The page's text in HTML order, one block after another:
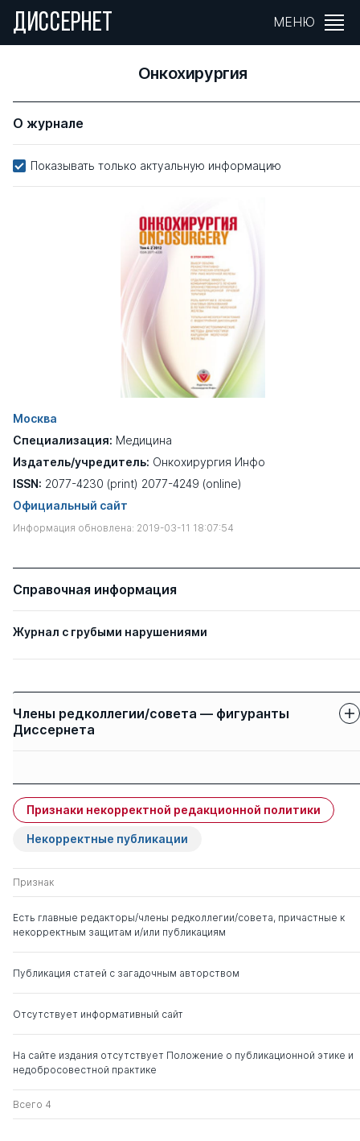
ДИССЕРНЕТ МЕНЮ
Онкохирургия
О журнале
Показывать только актуальную информацию
Москва
Специализация: Медицина
Издатель/учредитель: Онкохирургия Инфо
ISSN: 2077-4230 (print) 2077-4249 (online)
Официальный сайт
Информация обновлена: 2019-03-11 18:07:54
Справочная информация
Журнал с грубыми нарушениями
Члены редколлегии/совета — фигуранты
Диссернета
Пикин Олег
Валентинович
д. мед. н. 0 3
Филоненко Елена
Вячеславовна
Кубышкин Валерий
Алексеевич
д. мед. н.
Признаки некорректной редакционной политики
Некорректные публикации
Признак
Есть главные редакторы/члены редколлегии/совета, причастные к
некорректным защитам и/или публикациям
Публикация статей с загадочным авторством
Отсутствует информативный сайт
На сайте издания отсутствует Положение о публикационной этике и
недобросовестной практике
Всего 4